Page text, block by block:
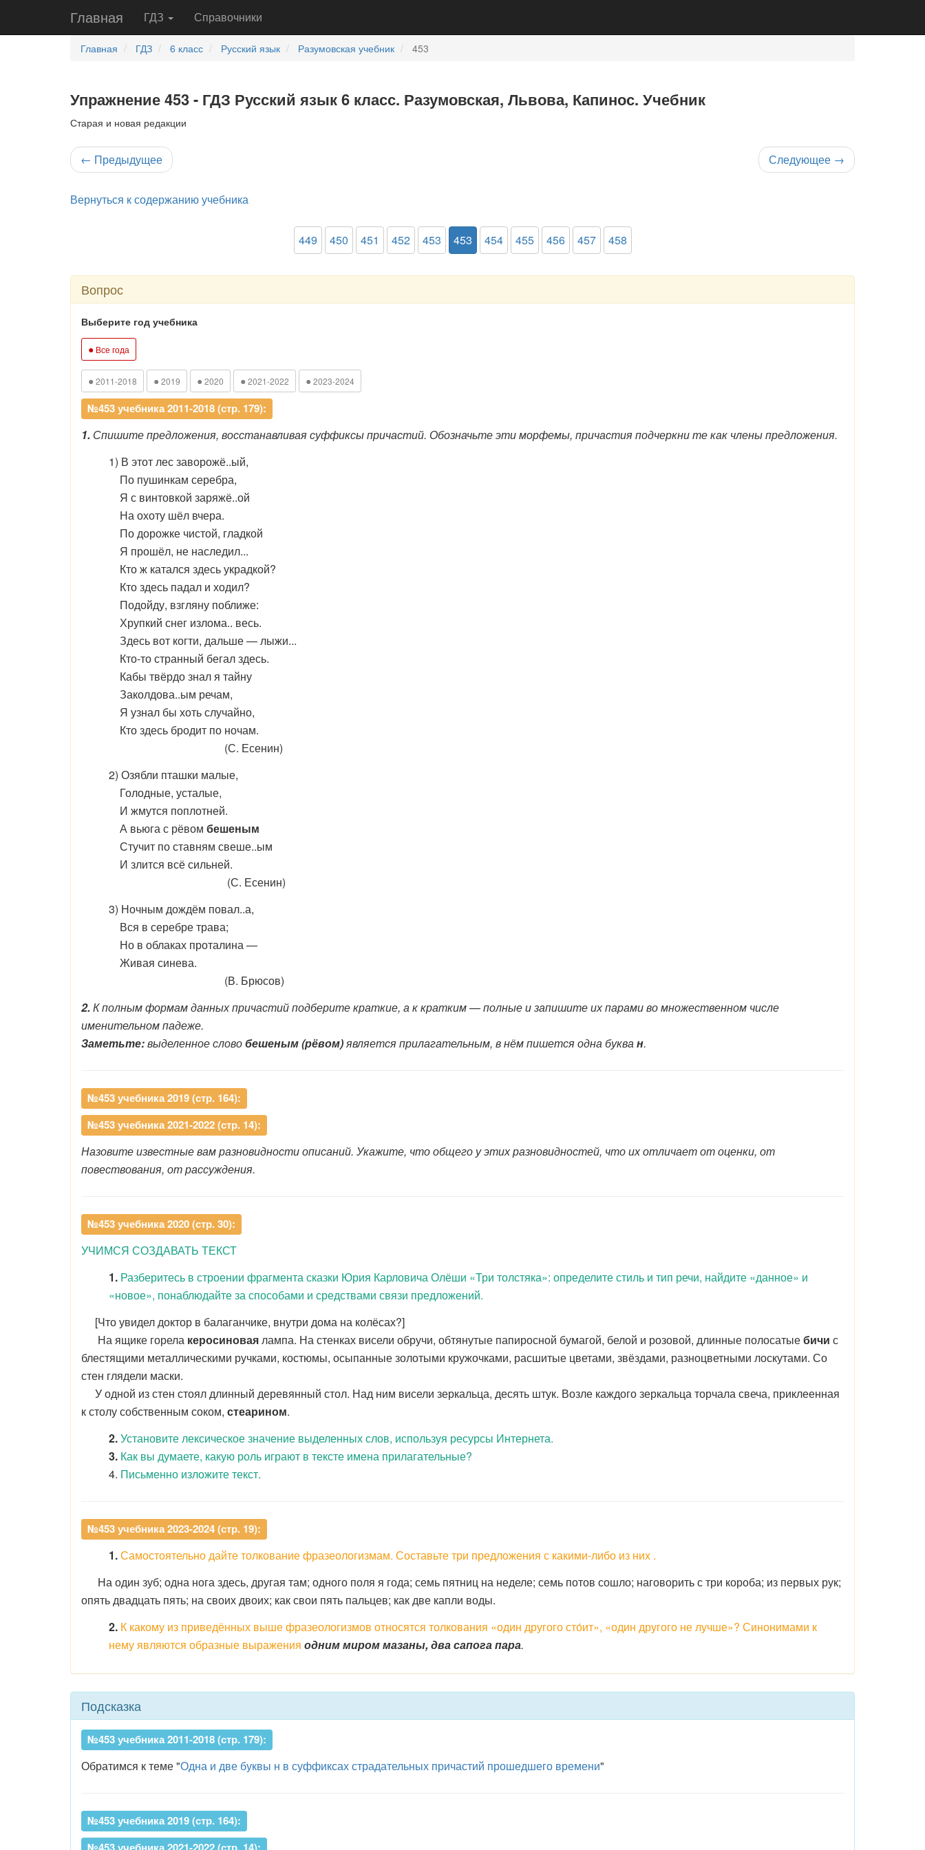
Главная ГДЗ Справочники
Главная ГДЗ 6 класс Русский язык Разумовская учебник 453
Упражнение 453 - ГДЗ Русский язык 6 класс. Разумовская, Львова, Капинос. Учебник
Старая и новая редакции
← Предыдущее Следующее →
Вернуться к содержанию учебника
449 450 451 452 453 453 454 455 456 457 458
Вопрос
Выберите год учебника
● Все года
● 2011-2018 ● 2019 ● 2020 ● 2021-2022 ● 2023-2024
№453 учебника 2011-2018 (стр. 179):
1. Спишите предложения, восстанавливая суффиксы причастий. Обозначьте эти морфемы, причастия подчеркни те как члены предложения.
1) В этот лес заворожё..ый,
По пушинкам серебра,
Я с винтовкой заряжё..ой
На охоту шёл вчера.
По дорожке чистой, гладкой
Я прошёл, не наследил...
Кто ж катался здесь украдкой?
Кто здесь падал и ходил?
Подойду, взгляну поближе:
Хрупкий снег излома.. весь.
Здесь вот когти, дальше — лыжи...
Кто-то странный бегал здесь.
Кабы твёрдо знал я тайну
Заколдова..ым речам,
Я узнал бы хоть случайно,
Кто здесь бродит по ночам.
(С. Есенин)
2) Озябли пташки малые,
Голодные, усталые,
И жмутся поплотней.
А вьюга с рёвом бешеным
Стучит по ставням свеше..ым
И злится всё сильней.
(С. Есенин)
3) Ночным дождём повал..а,
Вся в серебре трава;
Но в облаках проталина —
Живая синева.
(В. Брюсов)
2. К полным формам данных причастий подберите краткие, а к кратким — полные и запишите их парами во множественном числе
именительном падеже.
Заметьте:выделенное словобешеным (рёвом)является прилагательным, в нём пишется одна букван.
№453 учебника 2019 (стр. 164):
№453 учебника 2021-2022 (стр. 14):
Назовите известные вам разновидности описаний. Укажите, что общего у этих разновидностей, что их отличает от оценки, от
повествования, от рассуждения.
№453 учебника 2020 (стр. 30):
УЧИМСЯ СОЗДАВАТЬ ТЕКСТ
1. Разберитесь в строении фрагмента сказки Юрия Карловича Олёши «Три толстяка»: определите стиль и тип речи, найдите «данное» и
«новое», понаблюдайте за способами и средствами связи предложений.
[Что увидел доктор в балаганчике, внутри дома на колёсах?]
На ящике горела керосиноваялампа. На стенках висели обручи, обтянутые папиросной бумагой, белой и розовой, длинные полосатыебичи с
блестящими металлическими ручками, костюмы, осыпанные золотыми кружочками, расшитые цветами, звёздами, разноцветными лоскутами. Со
стен глядели маски.
У одной из стен стоял длинный деревянный стол. Над ним висели зеркальца, десять штук. Возле каждого зеркальца торчала свеча, приклеенная
к столу собственным соком, стеарином.
2.Установите лексическое значение выделенных слов, используя ресурсы Интернета.
3. Как вы думаете, какую роль играют в тексте имена прилагательные?
4. Письменно изложите текст.
№453 учебника 2023-2024 (стр. 19):
1.Самостоятельно дайте толкование фразеологизмам. Составьте три предложения с какими-либо из них .
На один зуб; одна нога здесь, другая там; одного поля я года; семь пятниц на неделе; семь потов сошло; наговорить с три короба; из первых рук;
опять двадцать пять; на своих двоих; как свои пять пальцев; как две капли воды.
2. К какому из приведённых выше фразеологизмов относятся толкования «один другого сто́ит», «один другого не лучше»? Синонимами к
нему являются образные выражения одним миром мазаны, два сапога пара.
Подсказка
№453 учебника 2011-2018 (стр. 179):
Обратимся к теме "Одна и две буквы н в суффиксах страдательных причастий прошедшего времени"
№453 учебника 2019 (стр. 164):